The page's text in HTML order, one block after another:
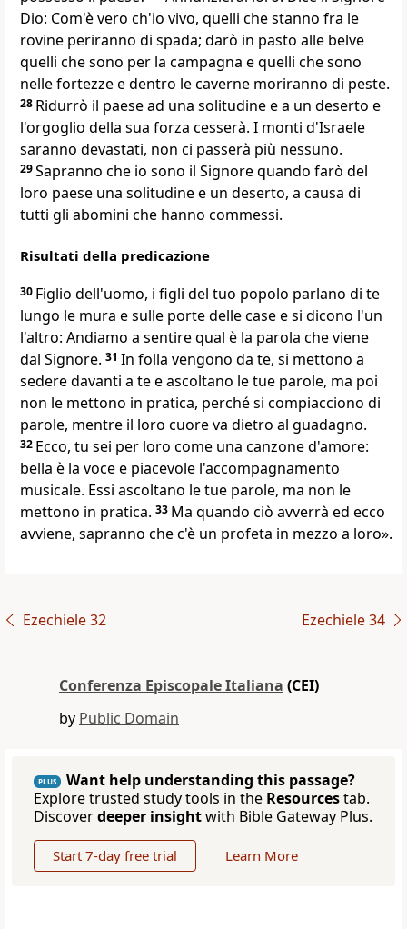
Dio: Com'è vero ch'io vivo, quelli che stanno fra le
rovine periranno di spada; darò in pasto alle belve
quelli che sono per la campagna e quelli che sono
nelle fortezze e dentro le caverne moriranno di peste.
28 Ridurrò il paese ad una solitudine e a un deserto e
l'orgoglio della sua forza cesserà. I monti d'Israele
saranno devastati, non ci passerà più nessuno.
29Sapranno che io sono il Signore quando farò del
loro paese una solitudine e un deserto, a causa di
tutti gli abomini che hanno commessi.
Risultati della predicazione
30 Figlio dell'uomo, i figli del tuo popolo parlano di te
lungo le mura e sulle porte delle case e si dicono l'un
l'altro: Andiamo a sentire qual è la parola che viene
dal Signore. 31 In folla vengono da te, si mettono a
sedere davanti a te e ascoltano le tue parole, ma poi
non le mettono in pratica, perché si compiacciono di
parole, mentre il loro cuore va dietro al guadagno.
32 Ecco, tu sei per loro come una canzone d'amore:
bella è la voce e piacevole l'accompagnamento
musicale. Essi ascoltano le tue parole, ma non le
mettono in pratica. 33 Ma quando ciò avverrà ed ecco
avviene, sapranno che c'è un profeta in mezzo a loro».
Ezechiele 32 Ezechiele 34
Conferenza Episcopale Italiana (CEI)
by Public Domain
PLUS
Want help understanding this passage?
Explore trusted study tools in the Resourcestab.
Discoverdeeper insightwith Bible Gateway Plus.
Start 7-day free trial Learn More